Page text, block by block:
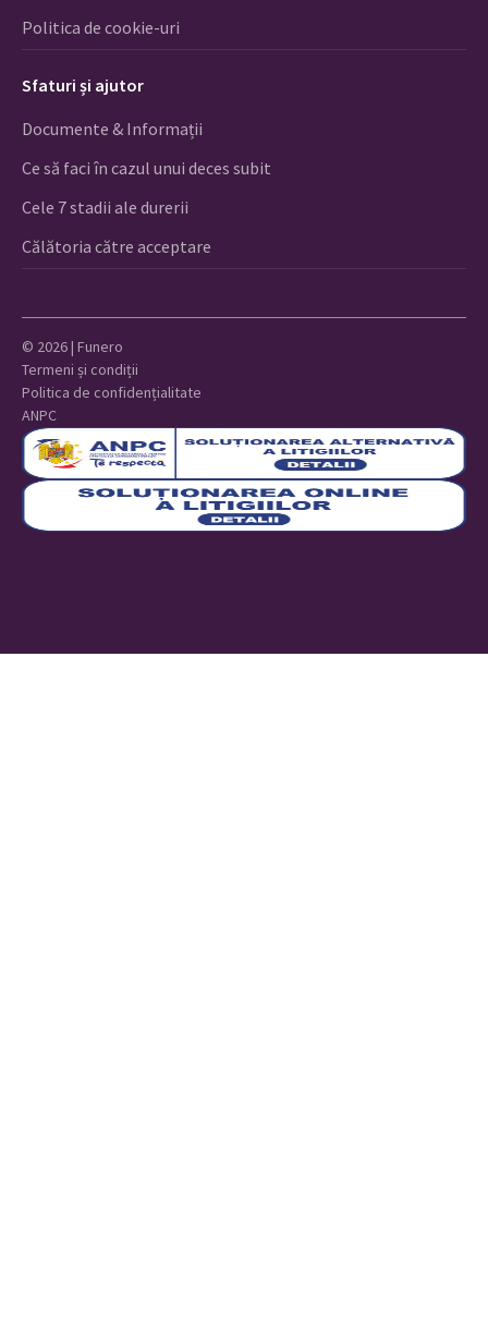
Politica de cookie-uri
Sfaturi și ajutor
Documente & Informații
Ce să faci în cazul unui deces subit
Cele 7 stadii ale durerii
Călătoria către acceptare
© 2026 | Funero
Termeni și condiții
Politica de confidențialitate
ANPC